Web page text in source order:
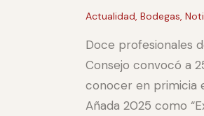
Actualidad Bodegas
Doce profesionales
Consejo convocó a
conocer en primicia
Añada 2025 como